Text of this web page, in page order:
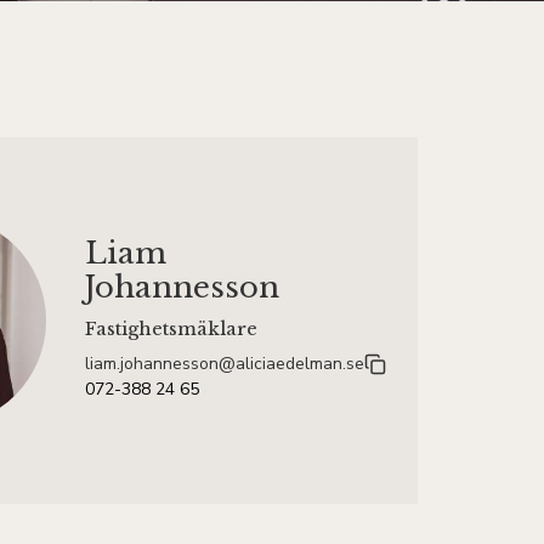
Liam
Johannesson
Fastighetsmäklare
liam.johannesson@aliciaedelman.se
072-388 24 65